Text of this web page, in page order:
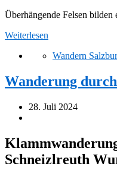
Überhängende Felsen bilden
Weiterlesen
Wandern
Wanderung
28. Juli 2024
Schneizlreuth